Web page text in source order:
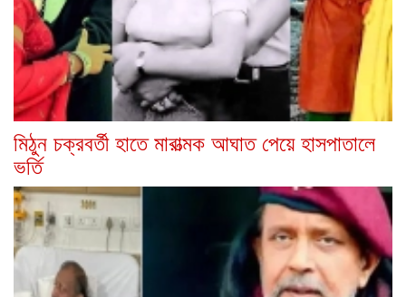
মিঠুন চক্রবর্তী হাতে মারাত্মক আঘাত পেয়ে হাসপাতালে
ভর্তি